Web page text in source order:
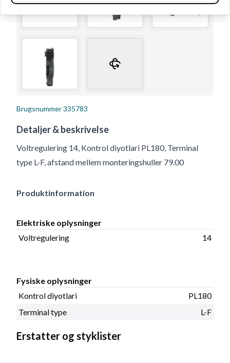
Brugsnummer335783
Detaljer & beskrivelse
Voltregulering 14, Kontrol diyotlari PL180, Terminal
type L-F, afstand mellem monteringshuller 79.00
Produktinformation
Elektriske oplysninger
Voltregulering
14
Fysiske oplysninger
Kontrol diyotlari
PL180
Terminal type
L-F
Erstatter og styklister